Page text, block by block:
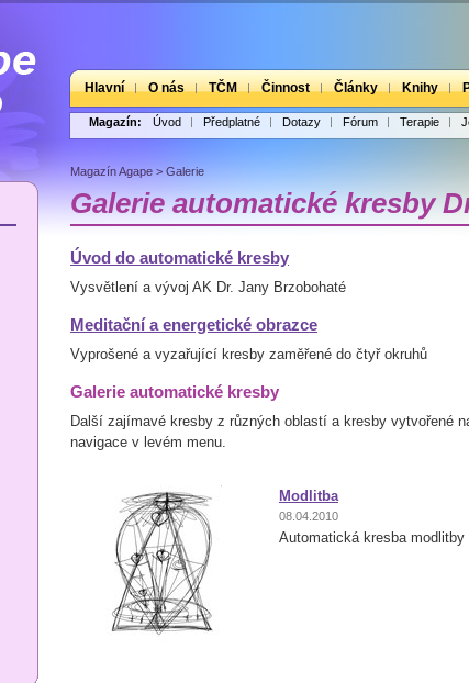
Hlavní O nás TČM Činnost Články Knihy
Magazín: Úvod Předplatné Dotazy Fórum Terapie
Magazín Agape > Galerie
Galerie automatické kresby
Úvod do automatické kresby
Vysvětlení a vývoj AK Dr. Jany Brzobohaté
Meditační a energetické obrazce
Vyprošené a vyzařující kresby zaměřené do čtyř okruhů
Galerie automatické kresby
Další zajímavé kresby z různých oblastí a kresby vytvořené
navigace v levém menu.
Modlitba
08.04.2010
Automatická kresba modlitby